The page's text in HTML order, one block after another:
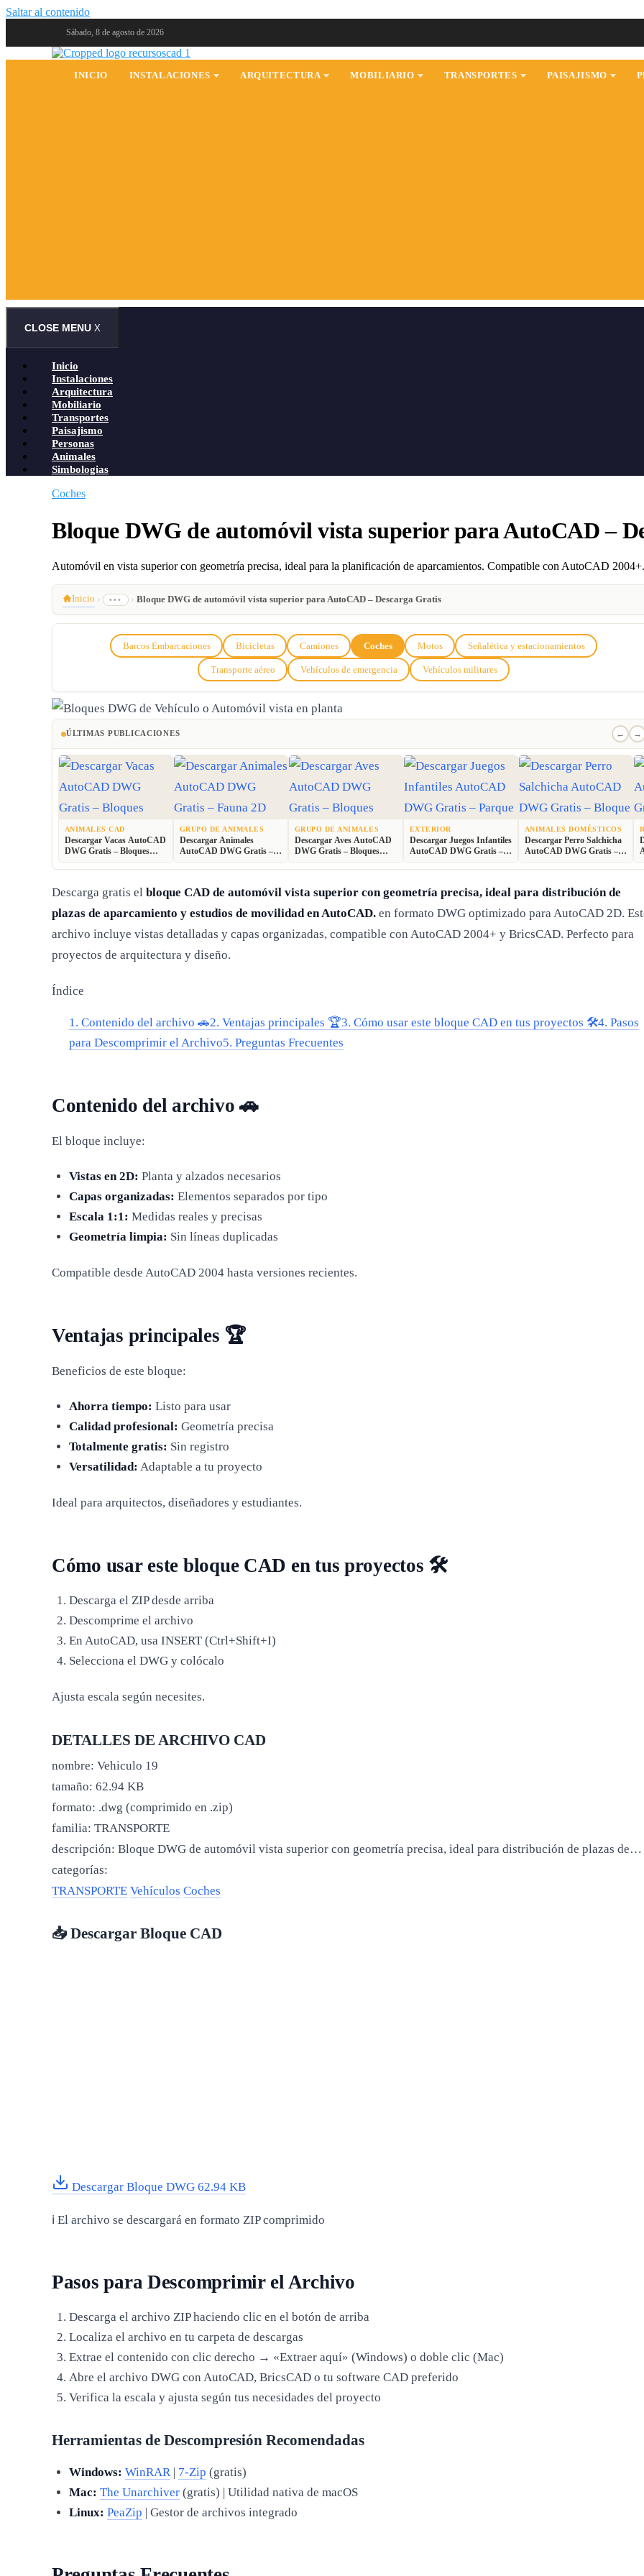
Saltar al contenido
Sábado, 8 de agosto de 2026
INICIO INSTALACIONES ARQUITECTURA MOBILIARIO TRANSPORTES PAISAJISMO
CLOSE MENU X
Inicio
Instalaciones
Arquitectura
Mobiliario
Transportes
Paisajismo
Personas
Animales
Simbologias
Coches
Bloque DWG de automóvil vista superior para AutoCAD –
Automóvil en vista superior con geometría precisa, ideal para la planificación de aparcamientos. Compatible con AutoCAD 2004+.
Inicio › ••• › Bloque DWG de automóvil vista superior para AutoCAD – Descarga Gratis
Barcos Embarcaciones Bicicletas Camiones Coches Motos Señalética y estacionamientos
Transporte aéreo Vehículos de emergencia Vehículos militares
ÚLTIMAS PUBLICACIONES ← →
ANIMALES CAD
Descargar Vacas AutoCAD
DWG Gratis – Bloques
Ganaderos 2D
GRUPO DE ANIMALES
Descargar Animales
AutoCAD DWG Gratis –
Fauna 2D CAD
GRUPO DE ANIMALES
Descargar Aves AutoCAD
DWG Gratis – Bloques
Animales 2D
EXTERIOR
Descargar Juegos Infantiles
AutoCAD DWG Gratis –
Parque 2D
ANIMALES DOMÉSTICOS
Descargar Perro Salchicha
AutoCAD DWG Gratis –
Bloque 2D
Descarga gratis el bloque CAD de automóvil vista superior con geometría precisa, ideal para distribución de
plazas de aparcamiento y estudios de movilidad en AutoCAD. en formato DWG optimizado para AutoCAD 2D.
archivo incluye vistas detalladas y capas organizadas, compatible con AutoCAD 2004+ y BricsCAD. Perfecto para
proyectos de arquitectura y diseño.
Índice
1. Contenido del archivo 🚗2. Ventajas principales 🏆3. Cómo usar este bloque CAD en tus proyectos 🛠️4. Pasos
para Descomprimir el Archivo5. Preguntas Frecuentes
Contenido del archivo 🚗
El bloque incluye:
Vistas en 2D: Planta y alzados necesarios
Capas organizadas: Elementos separados por tipo
Escala 1:1: Medidas reales y precisas
Geometría limpia: Sin líneas duplicadas
Compatible desde AutoCAD 2004 hasta versiones recientes.
Ventajas principales 🏆
Beneficios de este bloque:
Ahorra tiempo: Listo para usar
Calidad profesional: Geometría precisa
Totalmente gratis: Sin registro
Versatilidad: Adaptable a tu proyecto
Ideal para arquitectos, diseñadores y estudiantes.
Cómo usar este bloque CAD en tus proyectos 🛠️
Descarga el ZIP desde arriba
Descomprime el archivo
En AutoCAD, usa INSERT (Ctrl+Shift+I)
Selecciona el DWG y colócalo
Ajusta escala según necesites.
DETALLES DE ARCHIVO CAD
nombre: Vehiculo 19
tamaño: 62.94 KB
formato: .dwg (comprimido en .zip)
familia: TRANSPORTE
descripción: Bloque DWG de automóvil vista superior con geometría precisa, ideal para distribución de plazas de…
categorías:
TRANSPORTE Vehículos Coches
📥 Descargar Bloque CAD
Descargar Bloque DWG 62.94 KB
ℹ️ El archivo se descargará en formato ZIP comprimido
Pasos para Descomprimir el Archivo
Descarga el archivo ZIP haciendo clic en el botón de arriba
Localiza el archivo en tu carpeta de descargas
Extrae el contenido con clic derecho → «Extraer aquí» (Windows) o doble clic (Mac)
Abre el archivo DWG con AutoCAD, BricsCAD o tu software CAD preferido
Verifica la escala y ajusta según tus necesidades del proyecto
Herramientas de Descompresión Recomendadas
Windows: WinRAR| 7-Zip (gratis)
Mac: The Unarchiver(gratis) | Utilidad nativa de macOS
Linux: PeaZip | Gestor de archivos integrado